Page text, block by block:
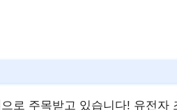
으로 주목받고 있습니다! 유전자